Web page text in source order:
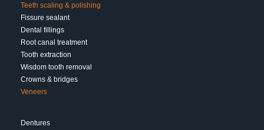
Teeth scaling & polishing
Fissure sealant
Dental fillings
Root canal treatment
Tooth extraction
Wisdom tooth removal
Crowns & bridges
Veneers
Dentures